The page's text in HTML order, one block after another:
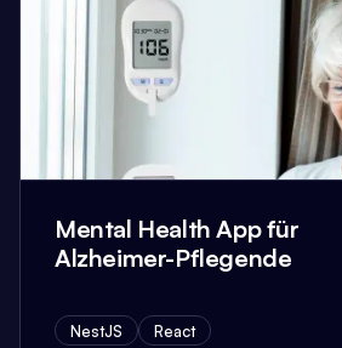
Mental Health App für
Alzheimer-Pflegende
NestJS React